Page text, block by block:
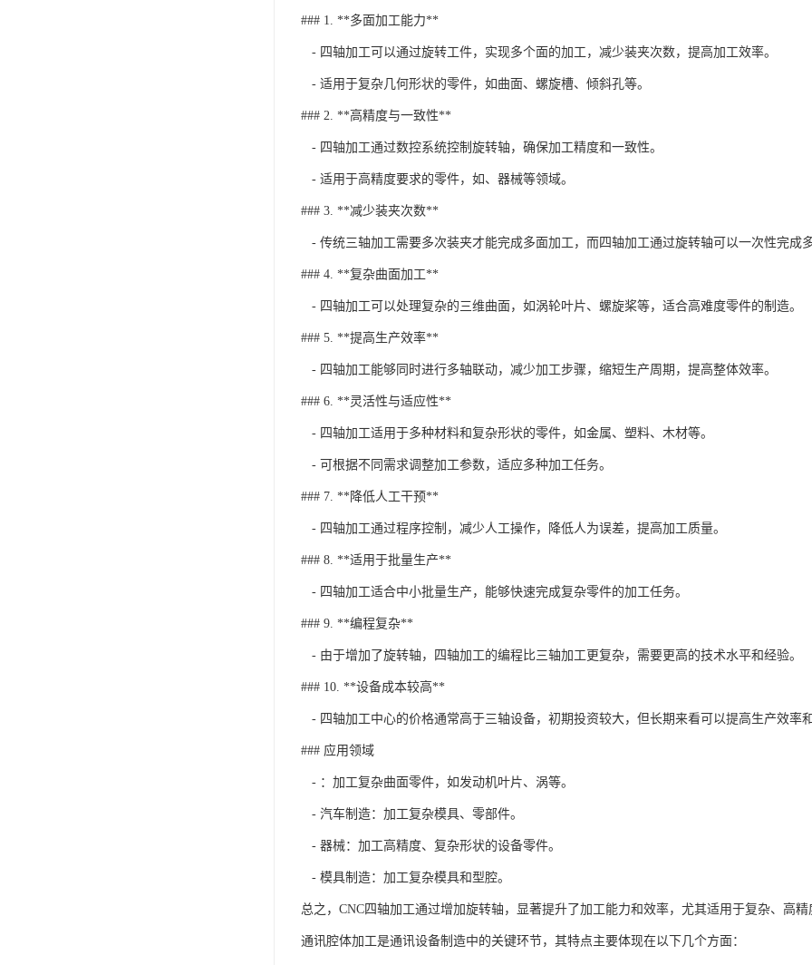
### 1. **多面加工能力**
- 四轴加工可以通过旋转工件，实现多个面的加工，减少装夹次数，提高加工效率。
- 适用于复杂几何形状的零件，如曲面、螺旋槽、倾斜孔等。
### 2. **高精度与一致性**
- 四轴加工通过数控系统控制旋转轴，确保加工精度和一致性。
- 适用于高精度要求的零件，如、器械等领域。
### 3. **减少装夹次数**
- 传统三轴加工需要多次装夹才能完成多面加工，而四轴加工通过旋转轴可以一次性完成
### 4. **复杂曲面加工**
- 四轴加工可以处理复杂的三维曲面，如涡轮叶片、螺旋桨等，适合高难度零件的制造。
### 5. **提高生产效率**
- 四轴加工能够同时进行多轴联动，减少加工步骤，缩短生产周期，提高整体效率。
### 6. **灵活性与适应性**
- 四轴加工适用于多种材料和复杂形状的零件，如金属、塑料、木材等。
- 可根据不同需求调整加工参数，适应多种加工任务。
### 7. **降低人工干预**
- 四轴加工通过程序控制，减少人工操作，降低人为误差，提高加工质量。
### 8. **适用于批量生产**
- 四轴加工适合中小批量生产，能够快速完成复杂零件的加工任务。
### 9. **编程复杂**
- 由于增加了旋转轴，四轴加工的编程比三轴加工更复杂，需要更高的技术水平和经验。
### 10. **设备成本较高**
- 四轴加工中心的价格通常高于三轴设备，初期投资较大，但长期来看可以提高生产效率和
### 应用领域
- ：加工复杂曲面零件，如发动机叶片、涡等。
- 汽车制造：加工复杂模具、零部件。
- 器械：加工高精度、复杂形状的设备零件。
- 模具制造：加工复杂模具和型腔。
总之，CNC四轴加工通过增加旋转轴，显著提升了加工能力和效率，尤其适用于复杂、高精
通讯腔体加工是通讯设备制造中的关键环节，其特点主要体现在以下几个方面：